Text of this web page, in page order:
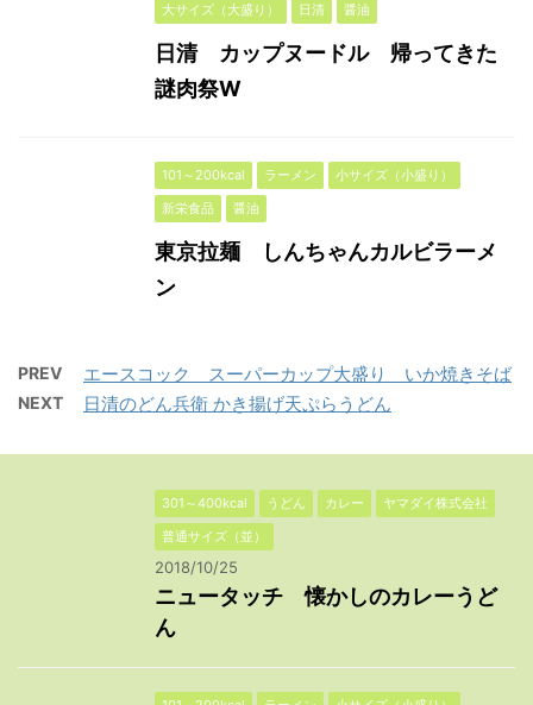
大サイズ（大盛り）
日清 醤油
日清 カップヌードル 帰ってきた
謎肉祭W
101～200kcal ラーメン
小サイズ（小盛り）
新栄食品
醤油
東京拉麺 しんちゃんカルビラーメ
ン
PREV エースコック スーパーカップ大盛り いか焼きそば
NEXT 日清のどん兵衛 かき揚げ天ぷらうどん
301～400kcal うどん カレー
ヤマダイ株式会社
普通サイズ（並）
2018/10/25
ニュータッチ 懐かしのカレーうど
ん